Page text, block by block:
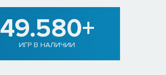
49.580+
ИГР В НАЛИЧИИ